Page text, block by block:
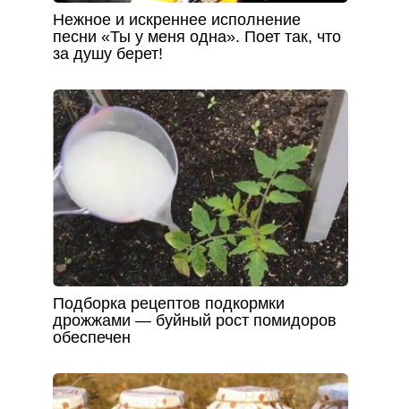
Нежное и искреннее исполнение
песни «Ты у меня одна». Поет так, что
за душу берет!
Подборка рецептов подкормки
дрожжами — буйный рост помидоров
обеспечен